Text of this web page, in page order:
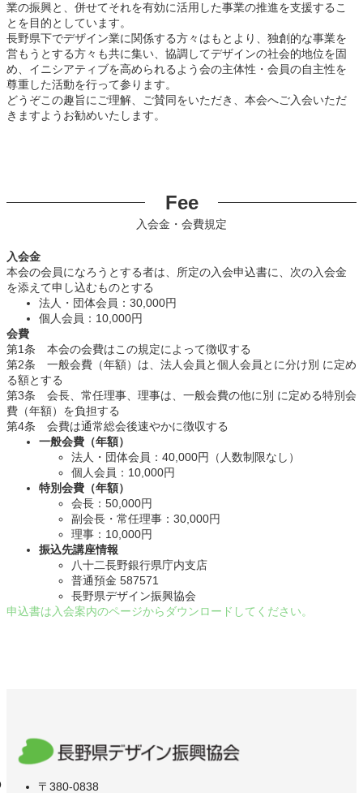
業の振興と、併せてそれを有効に活用した事業の推進を支援するこ
とを目的としています。
長野県下でデザイン業に関係する方々はもとより、独創的な事業を
営もうとする方々も共に集い、協調してデザインの社会的地位を固
め、イニシアティブを高められるよう会の主体性・会員の自主性を
尊重した活動を行って参ります。
どうぞこの趣旨にご理解、ご賛同をいただき、本会へご入会いただ
きますようお勧めいたします。
Fee
入会金・会費規定
入会金
本会の会員になろうとする者は、所定の入会申込書に、次の入会金
を添えて申し込むものとする
法人・団体会員：30,000円
個人会員：10,000円
会費
第1条 本会の会費はこの規定によって徴収する
第2条 一般会費（年額）は、法人会員と個人会員とに分け別 に定め
る額とする
第3条 会長、常任理事、理事は、一般会費の他に別 に定める特別会
費（年額）を負担する
第4条 会費は通常総会後速やかに徴収する
一般会費（年額）
法人・団体会員：40,000円（人数制限なし）
個人会員：10,000円
特別会費（年額）
会長：50,000円
副会長・常任理事：30,000円
理事：10,000円
振込先講座情報
八十二長野銀行県庁内支店
普通預金 587571
長野県デザイン振興協会
申込書は入会案内のページからダウンロードしてください。
〒380-0838